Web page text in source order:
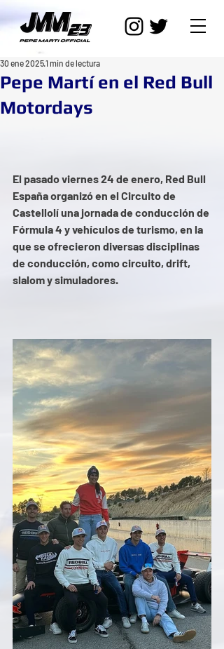
Pepe Martí en el Red Bull
Motordays
30 ene 20251 min de lectura
El pasado viernes 24 de enero, Red Bull
España organizó en el Circuito de
Castellolí una jornada de conducción de
Fórmula 4 y vehículos de turismo, en la
que se ofrecieron diversas disciplinas
de conducción, como circuito, drift,
slalom y simuladores.